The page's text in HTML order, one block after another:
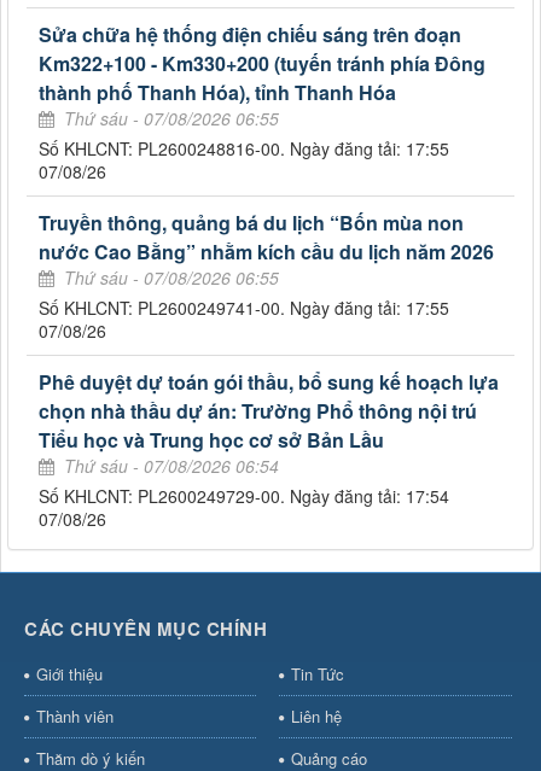
Sửa chữa hệ thống điện chiếu sáng trên đoạn
Km322+100 - Km330+200 (tuyến tránh phía Đông
thành phố Thanh Hóa), tỉnh Thanh Hóa
Thứ sáu - 07/08/2026 06:55
Số KHLCNT: PL2600248816-00. Ngày đăng tải: 17:55
07/08/26
Truyền thông, quảng bá du lịch “Bốn mùa non
nước Cao Bằng” nhằm kích cầu du lịch năm 2026
Thứ sáu - 07/08/2026 06:55
Số KHLCNT: PL2600249741-00. Ngày đăng tải: 17:55
07/08/26
Phê duyệt dự toán gói thầu, bổ sung kế hoạch lựa
chọn nhà thầu dự án: Trường Phổ thông nội trú
Tiểu học và Trung học cơ sở Bản Lầu
Thứ sáu - 07/08/2026 06:54
Số KHLCNT: PL2600249729-00. Ngày đăng tải: 17:54
07/08/26
CÁC CHUYÊN MỤC CHÍNH
Giới thiệu
Tin Tức
Thành viên
Liên hệ
Thăm dò ý kiến
Quảng cáo